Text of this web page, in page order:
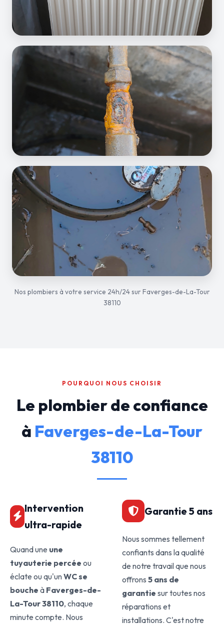
Nos plombiers à votre service 24h/24 sur Faverges-de-La-Tour
38110
POURQUOI NOUS CHOISIR
Le plombier de confiance
à Faverges-de-La-Tour
38110
Intervention
ultra-rapide
Quand une une
tuyauterie percée ou
éclate ou qu'unWC se
bouche à Faverges-de-
La-Tour 38110, chaque
minute compte. Nous
Garantie 5 ans
Nous sommes tellement
confiants dans la qualité
de notre travail que nous
offrons 5 ans de
garantie sur toutes nos
réparations et
installations. C'est notre